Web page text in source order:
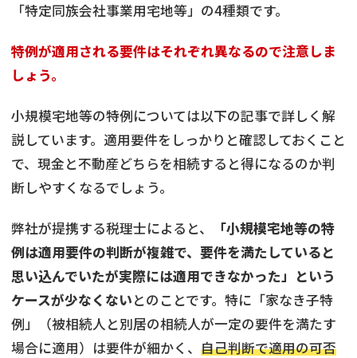
「特定同族会社事業用宅地等」の4種類です。
特例が適用される要件はそれぞれ異なるので注意しま
しょう。
小規模宅地等の特例については以下の記事で詳しく解
説しています。適用要件をしっかりと確認しておくこと
で、現金と不動産どちらを相続すると得になるのか判
断しやすくなるでしょう。
弊社が提携する税理士によると、
「小規模宅地等の特
例は適用要件の判断が複雑で、要件を満たしていると
思い込んでいたが実際には適用できなかった」という
ケースが少なくないとのことです。特に「家なき子特
例」（被相続人と別居の相続人が一定の要件を満たす
場合に適用）は要件が細かく、 自己判断で適用の可否